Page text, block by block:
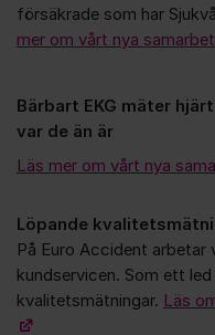
försäkrade som har
mer om vårt nya
Bärbart EKG mäter
var de än är
Läs mer om vårt nya
Löpande
På Euro Accident
kundservicen. Som ett
kvalitetsmätningar. Läs